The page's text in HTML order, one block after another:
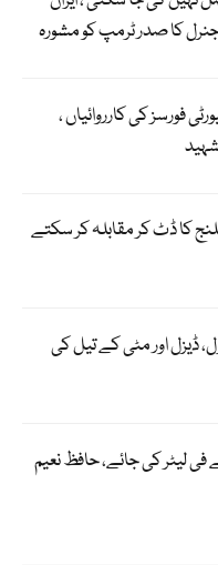
کا صدر ٹرمپ کو مشورہ
فورسز کی کارروائیاں ،
کا ڈٹ کر مقابلہ کر سکتے
ڈیزل اور مٹی کے تیل کی
قیمت 228 روپے فی لیٹر کی جائے، حافظ نعیم